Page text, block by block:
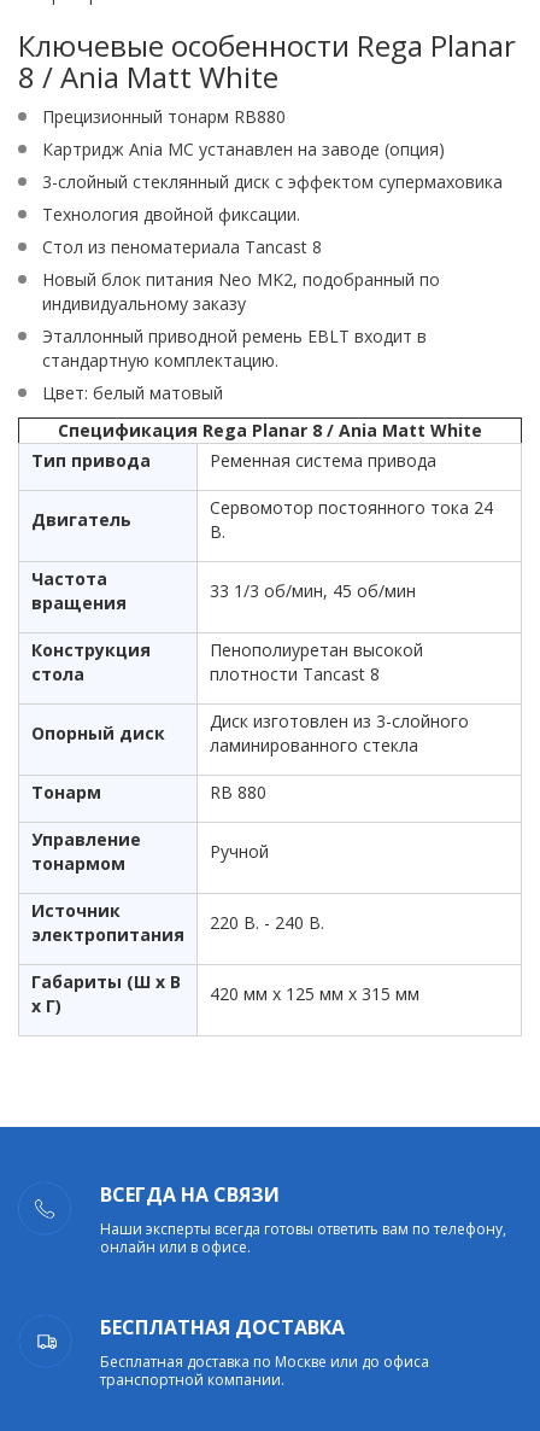
Ключевые особенности Rega Planar
8 / Ania Matt White
Прецизионный тонарм RB880
Картридж Ania MC устанавлен на заводе (опция)
3-слойный стеклянный диск с эффектом супермаховика
Технология двойной фиксации.
Стол из пеноматериала Tancast 8
Новый блок питания Neo MK2, подобранный по
индивидуальному заказу
Эталлонный приводной ремень EBLT входит в
стандартную комплектацию.
Цвет: белый матовый
Спецификация Rega Planar 8 / Ania Matt White
Тип привода
Ременная система привода
Двигатель
Сервомотор постоянного тока 24
В.
Частота
вращения
33 1/3 об/мин, 45 об/мин
Конструкция
стола
Пенополиуретан высокой
плотности Tancast 8
Опорный диск
Диск изготовлен из 3-слойного
ламинированного стекла
Тонарм RB 880
Управление
тонармом
Ручной
Источник
электропитания
220 В. - 240 В.
Габариты (Ш x В
x Г)
420 мм х 125 мм х 315 мм
ВСЕГДА НА СВЯЗИ
Наши эксперты всегда готовы ответить вам по телефону,
онлайн или в офисе.
БЕСПЛАТНАЯ ДОСТАВКА
Бесплатная доставка по Москве или до офиса
транспортной компании.